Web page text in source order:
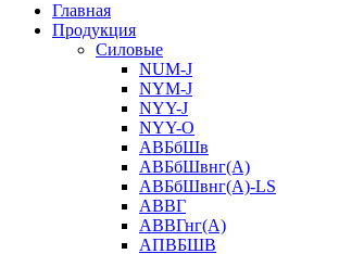
Главная
Продукция
Силовые
NUM-J
NYM-J
NYY-J
NYY-O
АВБбШв
АВБбШвнг(А)
АВБбШвнг(А)-LS
АВВГ
АВВГнг(А)
АПВБШВ